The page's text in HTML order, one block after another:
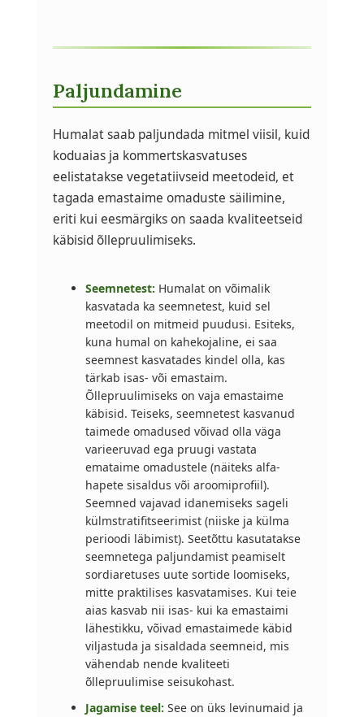
Paljundamine
Humalat saab paljundada mitmel viisil, kuid
koduaias ja kommertskasvatuses
eelistatakse vegetatiivseid meetodeid, et
tagada emastaime omaduste säilimine,
eriti kui eesmärgiks on saada kvaliteetseid
käbisid õllepruulimiseks.
Seemnetest: Humalat on võimalik
kasvatada ka seemnetest, kuid sel
meetodil on mitmeid puudusi. Esiteks,
kuna humal on kahekojaline, ei saa
seemnest kasvatades kindel olla, kas
tärkab isas- või emastaim.
Õllepruulimiseks on vaja emastaime
käbisid. Teiseks, seemnetest kasvanud
taimede omadused võivad olla väga
varieeruvad ega pruugi vastata
emataime omadustele (näiteks alfa-
hapete sisaldus või aroomiprofiil).
Seemned vajavad idanemiseks sageli
külmstratifitseerimist (niiske ja külma
perioodi läbimist). Seetõttu kasutatakse
seemnetega paljundamist peamiselt
sordiaretuses uute sortide loomiseks,
mitte praktilises kasvatamises. Kui teie
aias kasvab nii isas- kui ka emastaimi
lähestikku, võivad emastaimede käbid
viljastuda ja sisaldada seemneid, mis
vähendab nende kvaliteeti
õllepruulimise seisukohast.
Jagamise teel: See on üks levinumaid ja